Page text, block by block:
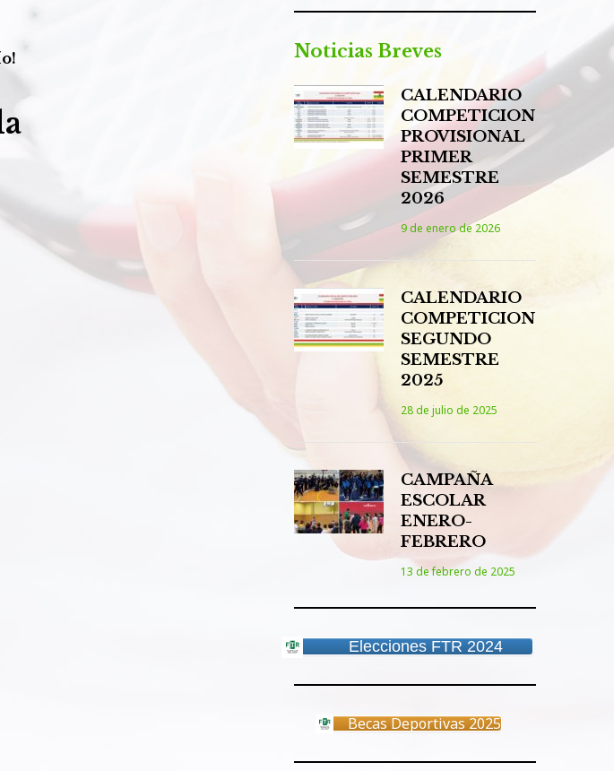
Noticias Breves
CALENDARIO
COMPETICION
PROVISIONAL
PRIMER
SEMESTRE
2026
9 de enero de 2026
CALENDARIO
COMPETICION
SEGUNDO
SEMESTRE
2025
28 de julio de 2025
CAMPAÑA
ESCOLAR
ENERO-
FEBRERO
13 de febrero de 2025
Elecciones FTR 2024
Becas Deportivas 2025